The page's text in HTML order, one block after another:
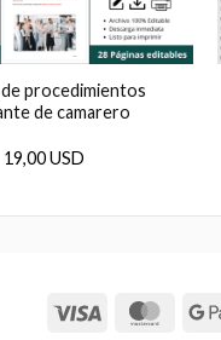
procedimientos
de camarero
19,00 USD